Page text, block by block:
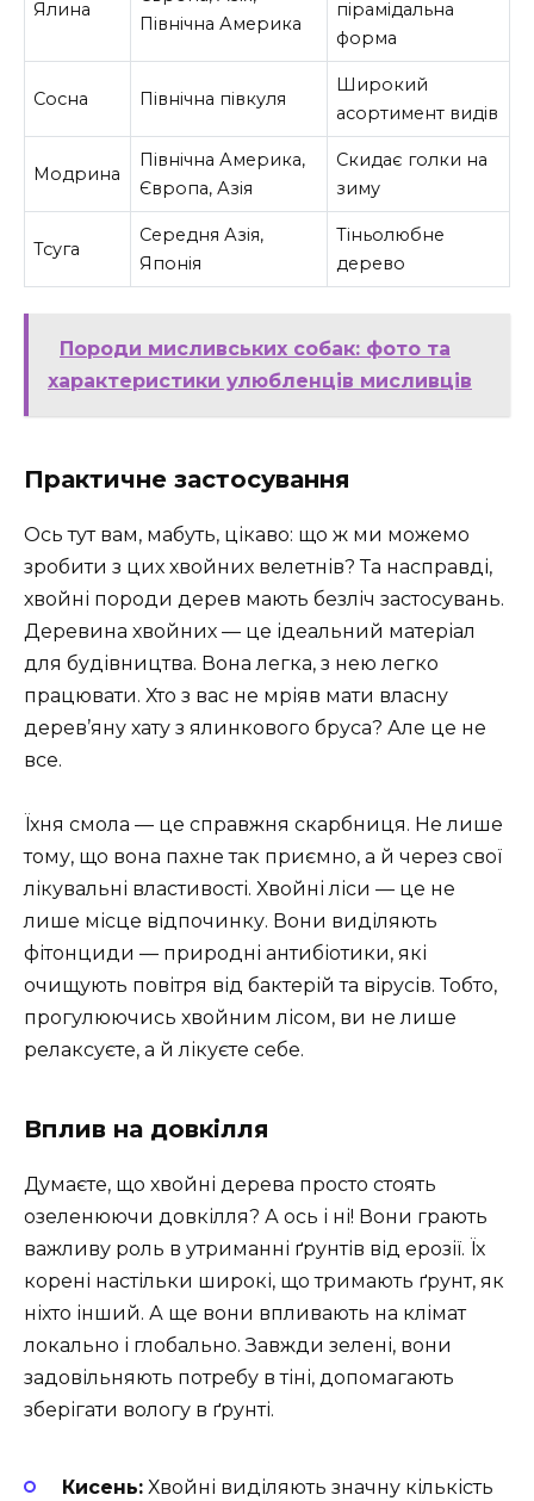
Ялина
Північна Америка
пірамідальна
форма
Сосна Північна півкуля
Широкий
асортимент видів
Модрина
Північна Америка,
Європа, Азія
Скидає голки на
зиму
Тсуга
Середня Азія,
Японія
Тіньолюбне
дерево
Породи мисливських собак: фото та
характеристики улюбленців мисливців
Практичне застосування
Ось тут вам, мабуть, цікаво: що ж ми можемо
зробити з цих хвойних велетнів? Та насправді,
хвойні породи дерев мають безліч застосувань.
Деревина хвойних — це ідеальний матеріал
для будівництва. Вона легка, з нею легко
працювати. Хто з вас не мріяв мати власну
дерев’яну хату з ялинкового бруса? Але це не
все.
Їхня смола — це справжня скарбниця. Не лише
тому, що вона пахне так приємно, а й через свої
лікувальні властивості. Хвойні ліси — це не
лише місце відпочинку. Вони виділяють
фітонциди — природні антибіотики, які
очищують повітря від бактерій та вірусів. Тобто,
прогулюючись хвойним лісом, ви не лише
релаксуєте, а й лікуєте себе.
Вплив на довкілля
Думаєте, що хвойні дерева просто стоять
озеленюючи довкілля? А ось і ні! Вони грають
важливу роль в утриманні ґрунтів від ерозії. Їх
корені настільки широкі, що тримають ґрунт, як
ніхто інший. А ще вони впливають на клімат
локально і глобально. Завжди зелені, вони
задовільняють потребу в тіні, допомагають
зберігати вологу в ґрунті.
Кисень: Хвойні виділяють значну кількість